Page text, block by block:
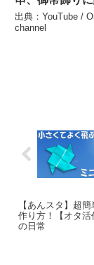
の作り方 【
Origami】How
paper mochi
出典：YouTube /
channel
【あんスタ】超
作り方！【オタ
の日常